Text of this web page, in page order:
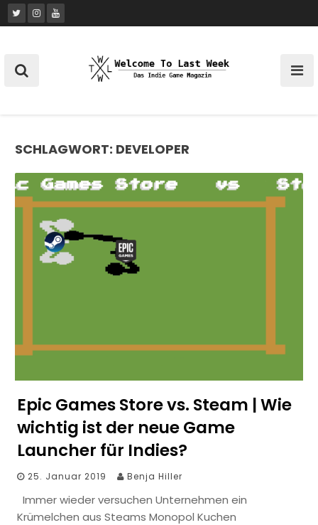
Skip
to
SCHLAGWORT: DEVELOPER
Epic Games Store vs. Steam | Wie
wichtig ist der neue Game
Launcher für Indies?
25. Januar 2019 Benja Hiller
Immer wieder versuchen Unternehmen ein
Krümelchen aus Steams Monopol Kuchen